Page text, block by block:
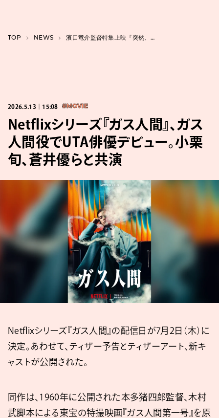
TOP NEWS 濱口竜介監督特集上映『突然、偶然、必然』が開催。新作『急に具合が悪くなる』公開記念
2026.5.13｜15:08 #MOVIE
Netflixシリーズ『ガス人間』、ガス
人間役でUTA俳優デビュー。小栗
旬、蒼井優らと共演
Netflixシリーズ『ガス人間』の配信日が7月2日（木）に
決定。あわせて、ティザー予告とティザーアート、新キ
ャストが公開された。
同作は、1960年に公開された本多猪四郎監督、木村
武脚本による東宝の特撮映画『ガス人間第一号』を原